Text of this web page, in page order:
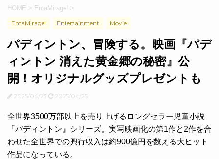
HOME > EntaMirage! >
EntaMirage! Entertainment Movie
パディントン、冒険する。映画『パデ
ィントン 消えた黄金郷の秘密』公
開！オリジナルグッズプレゼントも
2025/04/23 2025/04/25
全世界3500万部以上を売り上げるロングセラー児童小説
『パディントン』シリーズ。実写映画化の第1作と2作を合
わせた全世界での興行収入は約900億円を数える大ヒット
作品になっている。